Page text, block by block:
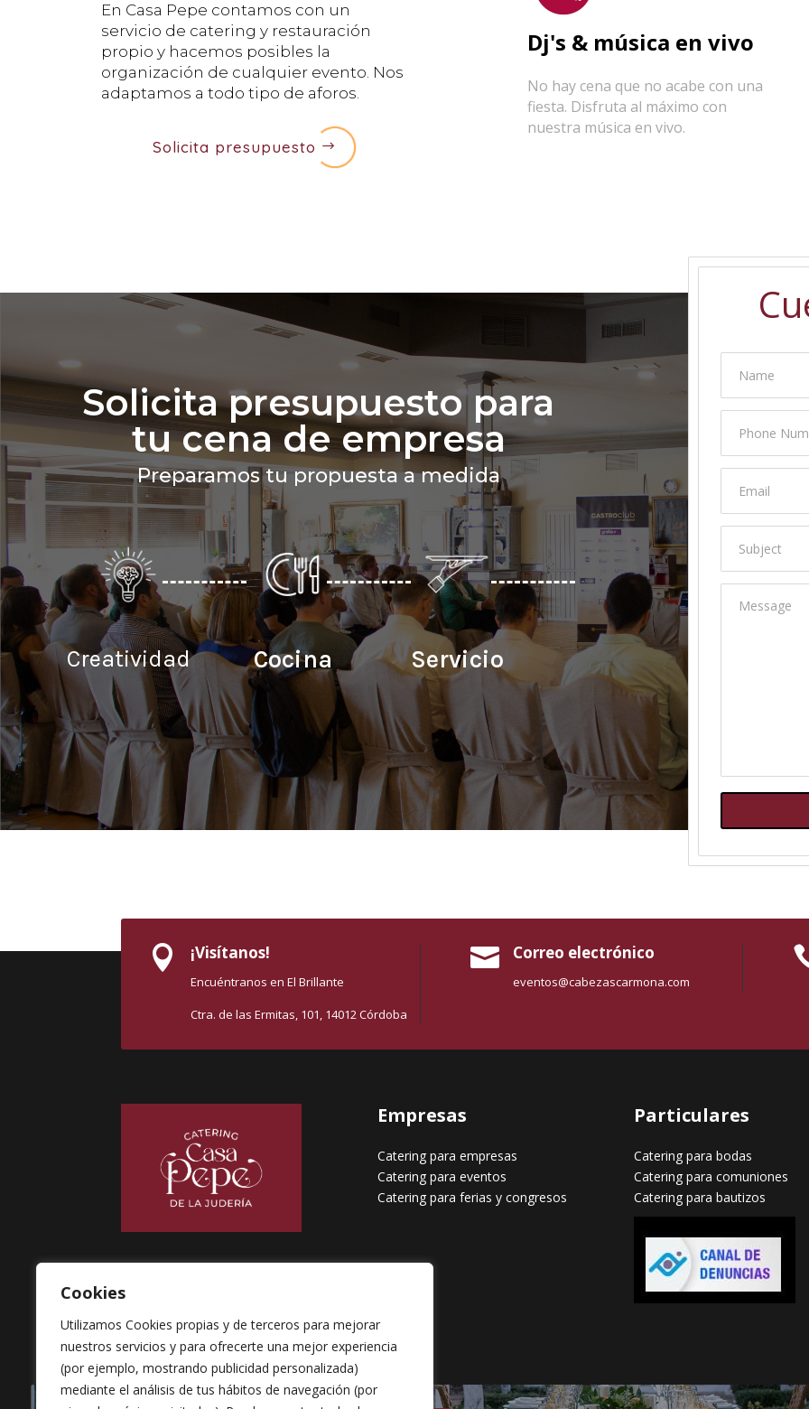
Cookies
Utilizamos Cookies propias y de terceros para mejorar
nuestros servicios y para ofrecerte una mejor experiencia
(por ejemplo, mostrando publicidad personalizada)
mediante el análisis de tus hábitos de navegación (por
En Casa Pepe contamos con un
servicio de catering y restauración
propio y hacemos posibles la
organización de cualquier evento. Nos
adaptamos a todo tipo de aforos.
Solicita presupuesto
Dj's & música en vivo
No hay cena que no acabe con una
fiesta. Disfruta al máximo con
nuestra música en vivo.
Solicita presupuesto para
tu cena de empresa
Preparamos tu propuesta a medida
Creatividad Cocina Servicio
Name
Phone
Email
Subject
Message
 ¡Visítanos!
Encuéntranos en El Brillante
Ctra. de las Ermitas, 101, 14012 Córdoba
 Correo electrónico
eventos@cabezascarmona.com
Empresas
Catering para empresas
Catering para eventos
Catering para ferias y congresos
Particulares
Catering para bodas
Catering para comuniones
Catering para bautizos